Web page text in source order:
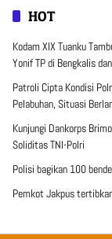
HOT
Kodam XIX Tuanku
Yonif TP di Bengkalis
Patroli Cipta Kondisi
Pelabuhan, Situasi
Kunjungi Dankorps
Soliditas TNI-Polri
Polisi bagikan 100
Pemkot Jakpus